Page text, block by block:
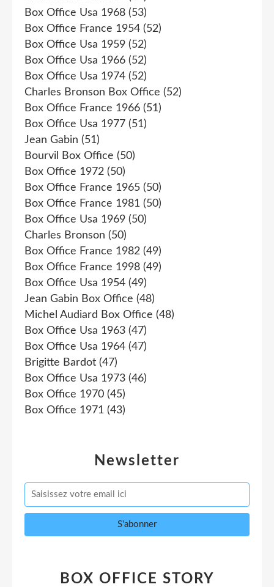
Newsletter
Box Office Usa 1968 (53)
Box Office France 1954 (52)
Box Office Usa 1959 (52)
Box Office Usa 1966 (52)
Box Office Usa 1974 (52)
Charles Bronson Box Office (52)
Box Office France 1966 (51)
Box Office Usa 1977 (51)
Jean Gabin (51)
Bourvil Box Office (50)
Box Office 1972 (50)
Box Office France 1965 (50)
Box Office France 1981 (50)
Box Office Usa 1969 (50)
Charles Bronson (50)
Box Office France 1982 (49)
Box Office France 1998 (49)
Box Office Usa 1954 (49)
Jean Gabin Box Office (48)
Michel Audiard Box Office (48)
Box Office Usa 1963 (47)
Box Office Usa 1964 (47)
Brigitte Bardot (47)
Box Office Usa 1973 (46)
Box Office 1970 (45)
Box Office 1971 (43)
BOX OFFICE STORY